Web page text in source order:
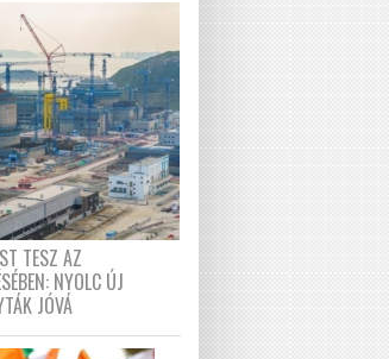
TESZ AZ
NYOLC ÚJ
JÓVÁ